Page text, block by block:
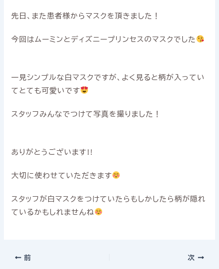
先日、また患者様からマスクを頂きました！
今回はムーミンとディズニープリンセスのマスクでした
一見シンプルな白マスクですが、よく見ると柄が入ってい
てとても可愛いです
スタッフみんなでつけて写真を撮りました！
ありがとうございます‼︎
大切に使わせていただきます
スタッフが白マスクをつけていたらもしかしたら柄が隠れ
ているかもしれませんね
前 次